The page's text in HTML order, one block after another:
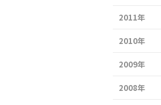
2011年
2010年
2009年
2008年